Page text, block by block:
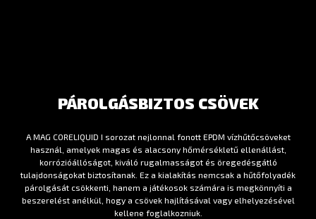
PÁROLGÁSBIZTOS CSÖVEK
A MAG CORELIQUID I sorozat nejlonnal fonott EPDM vízhűtőcsöveket
használ, amelyek magas és alacsony hőmérsékletű ellenállást,
korrózióállóságot, kiváló rugalmasságot és öregedésgátló
tulajdonságokat biztosítanak. Ez a kialakítás nemcsak a hűtőfolyadék
párolgását csökkenti, hanem a játékosok számára is megkönnyíti a
beszerelést anélkül, hogy a csövek hajlításával vagy elhelyezésével
kellene foglalkozniuk.